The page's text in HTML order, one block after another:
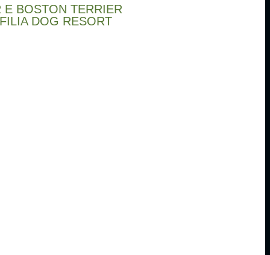
BOSTON TERRIER
DOG RESORT